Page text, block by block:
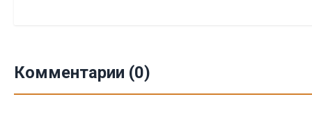
Комментарии (0)